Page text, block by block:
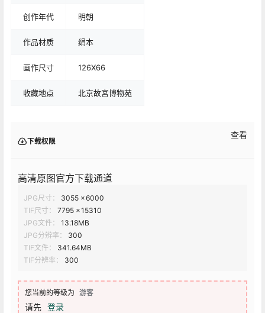
创作年代 明朝
作品材质 绢本
画作尺寸 126X66
收藏地点 北京故宮博物苑
下载权限
查看
高清原图官方下载通道
JPG尺寸：
3055 × 6000
TIF尺寸：
7795 × 15310
JPG文件：
13.18MB
JPG分辨率：
300
TIF文件：
341.64MB
TIF分辨率：
300
您当前的等级为 游客
请先 登录